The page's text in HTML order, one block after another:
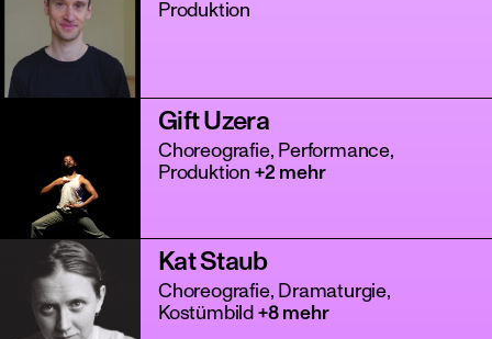
Produktion
Gift Uzera
Choreografie, Performance,
Produktion +2 mehr
Kat Staub
Choreografie, Dramaturgie,
Kostümbild +8 mehr